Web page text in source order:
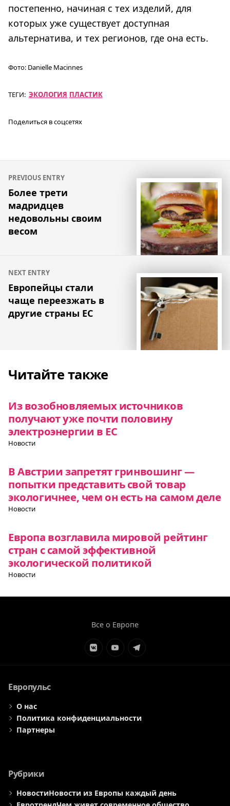
постепенно, начиная с тех изделий, для
которых уже существует доступная
альтернатива, и тех регионов, где она есть.
Фото: Danielle Macinnes
ТЕГИ: ЭКОЛОГИЯ ПЛАСТИК
Поделиться в соцсетях
Навигация
по
записям
PREVIOUS ENTRY
Более трети
мадридцев
недовольны своим
весом
NEXT ENTRY
Европейцы стали
чаще переезжать в
другие страны ЕС
Читайте также
Из возобновляемых источников
получают уже почти половину
электроэнергии в ЕС
Новости
В Австрии запретят гринвошинг —
попытки представить свой товар
экологичнее, чем он есть на самом деле
Новости
Европа возглавила мировой рейтинг
стран с самой эффективной
экологической политикой
Новости
Все о Европе
ЭлементЭлементЭлемент
Европульс
О нас
Политика конфиденциальности
Партнеры
Рубрики
НовостиНовости из Европы каждый день